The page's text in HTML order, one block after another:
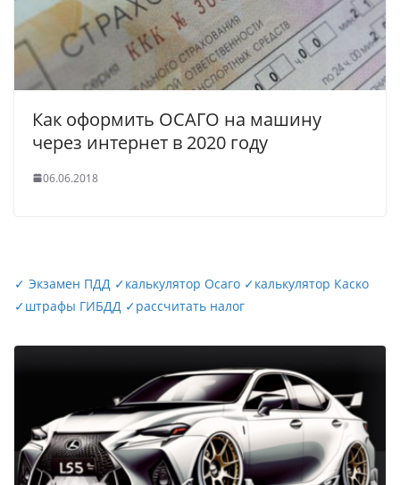
Как оформить ОСАГО на машину
через интернет в 2020 году
06.06.2018
✓ Экзамен ПДД ✓калькулятор Осаго ✓калькулятор Каско
✓штрафы ГИБДД ✓рассчитать налог